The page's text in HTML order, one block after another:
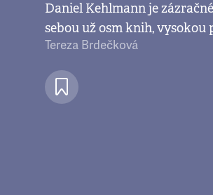
Daniel Kehlmann je
sebou už osm knih,
Tereza Brdečková